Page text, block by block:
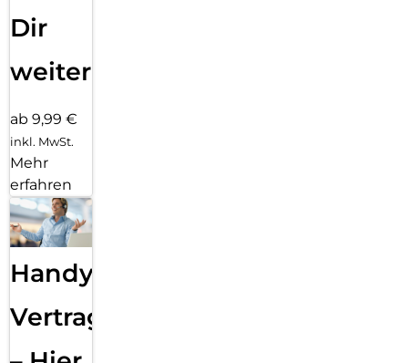
Dir
weiter
ab 9,99 €
inkl. MwSt.
Mehr
erfahren
Handy
Vertragsabwicklung